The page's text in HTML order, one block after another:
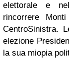
elettorale e
rincorrere
CentroSinistra.
elezione
la sua miopia